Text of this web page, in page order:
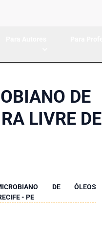
DE
LIVRE DE
DE ÓLEOS
- PE